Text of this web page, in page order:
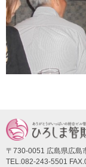
〒730-0051 広島県広島
TEL.082-243-5501